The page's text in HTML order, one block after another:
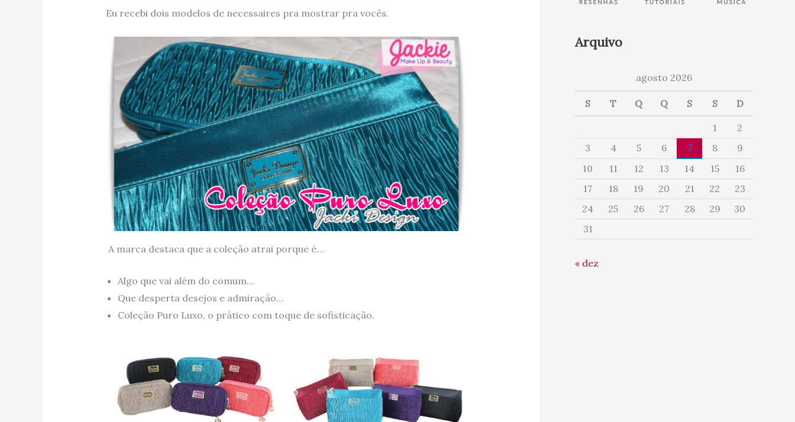
Eu recebi dois modelos de necessaires pra mostrar pra vocês.
A marca destaca que a coleção atrai porque é…
Algo que vai além do comum…
Que desperta desejos e admiração…
Coleção Puro Luxo, o prático com toque de sofisticação.
Arquivo
agosto 2026
S T Q Q S S D
1
2
3
4 5 6 7 8
9
10
11 12 13 14 15
16
17
18 19 20 21 22
23
24
25 26 27 28 29
30
31
« dez